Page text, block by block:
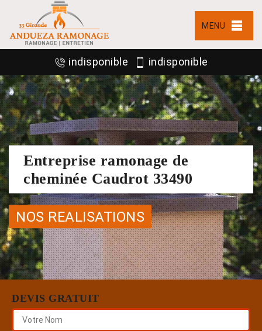
MENU
indisponible indisponible
Entreprise ramonage de
cheminée Caudrot 33490
NOS REALISATIONS
DEVIS GRATUIT